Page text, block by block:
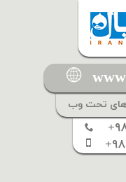
های تحت وب
۳۳
۳۹